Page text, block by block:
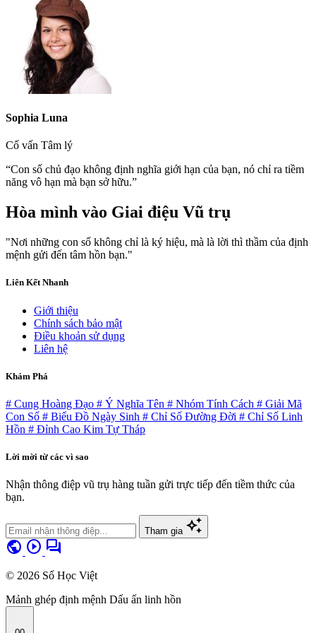
Sophia Luna
Cố vấn Tâm lý
“Con số chủ đạo không định nghĩa giới hạn của bạn, nó chỉ ra tiềm
năng vô hạn mà bạn sở hữu.”
Hòa mình vào Giai điệu Vũ trụ
"Nơi những con số không chỉ là ký hiệu, mà là lời thì thầm của định
mệnh gửi đến tâm hồn bạn."
Liên Kết Nhanh
Giới thiệu
Chính sách bảo mật
Điều khoản sử dụng
Liên hệ
Khám Phá
# Cung Hoàng Đạo # Ý Nghĩa Tên # Nhóm Tính Cách # Giải Mã
Con Số # Biểu Đồ Ngày Sinh # Chỉ Số Đường Đời # Chỉ Số Linh
Hồn # Đỉnh Cao Kim Tự Tháp
Lời mời từ các vì sao
Nhận thông điệp vũ trụ hàng tuần gửi trực tiếp đến tiềm thức của
bạn.
Tham gia auto_awesome
public play_circle forum
© 2026 Số Học Việt
Mảnh ghép định mệnh Dấu ấn linh hồn